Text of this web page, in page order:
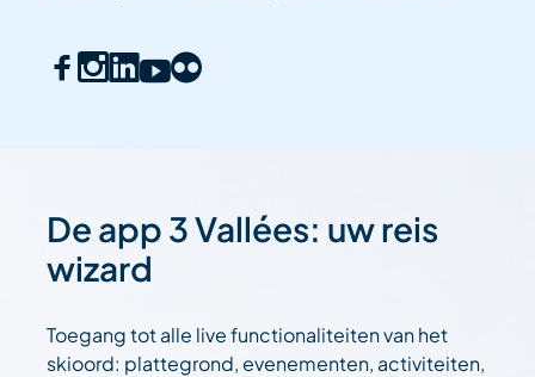
De app 3 Vallées: uw reis
wizard
Toegang tot alle live functionaliteiten van het
skioord: plattegrond, evenementen, activiteiten,